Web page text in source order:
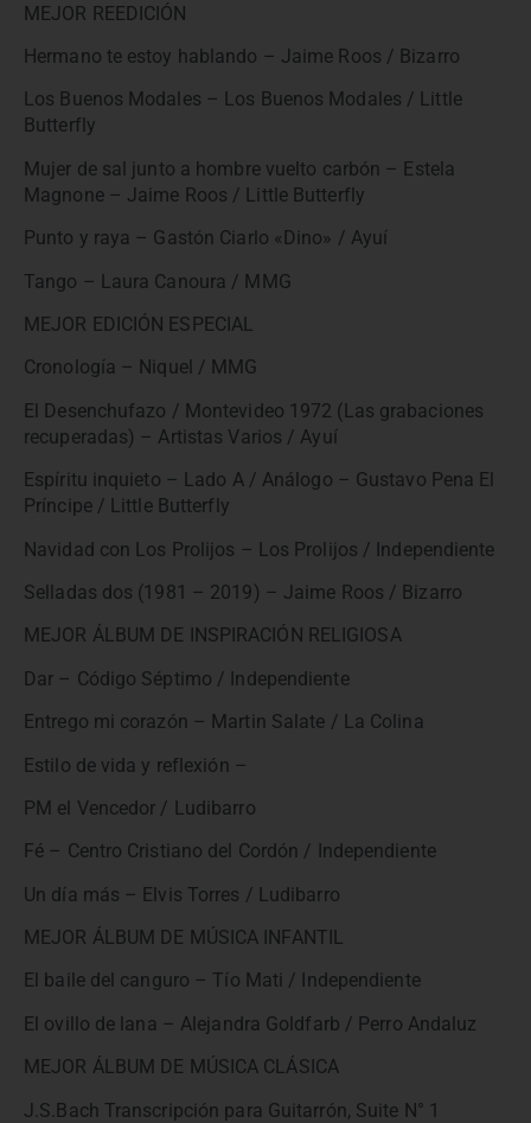
MEJOR REEDICIÓN
Hermano te estoy hablando – Jaime Roos / Bizarro
Los Buenos Modales – Los Buenos Modales / Little
Butterfly
Mujer de sal junto a hombre vuelto carbón – Estela
Magnone – Jaime Roos / Little Butterfly
Punto y raya – Gastón Ciarlo «Dino» / Ayuí
Tango – Laura Canoura / MMG
MEJOR EDICIÓN ESPECIAL
Cronología – Niquel / MMG
El Desenchufazo / Montevideo 1972 (Las grabaciones
recuperadas) – Artistas Varios / Ayuí
Espíritu inquieto – Lado A / Análogo – Gustavo Pena El
Príncipe / Little Butterfly
Navidad con Los Prolijos – Los Prolijos / Independiente
Selladas dos (1981 – 2019) – Jaime Roos / Bizarro
MEJOR ÁLBUM DE INSPIRACIÓN RELIGIOSA
Dar – Código Séptimo / Independiente
Entrego mi corazón – Martin Salate / La Colina
Estilo de vida y reflexión –
PM el Vencedor / Ludibarro
Fé – Centro Cristiano del Cordón / Independiente
Un día más – Elvis Torres / Ludibarro
MEJOR ÁLBUM DE MÚSICA INFANTIL
El baile del canguro – Tío Mati / Independiente
El ovillo de lana – Alejandra Goldfarb / Perro Andaluz
MEJOR ÁLBUM DE MÚSICA CLÁSICA
J.S.Bach Transcripción para Guitarrón, Suite N° 1